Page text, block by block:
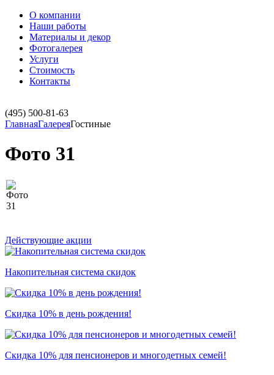
О компании
Наши работы
Материалы и декор
Фотогалерея
Услуги
Стоимость
Контакты
(495) 500-81-63
ГлавнаяГалереяГостиные
Фото 31
Действующие акции
Накопительная система скидок
Скидка 10% в день рождения!
Скидка 10% для пенсионеров и многодетных семей!